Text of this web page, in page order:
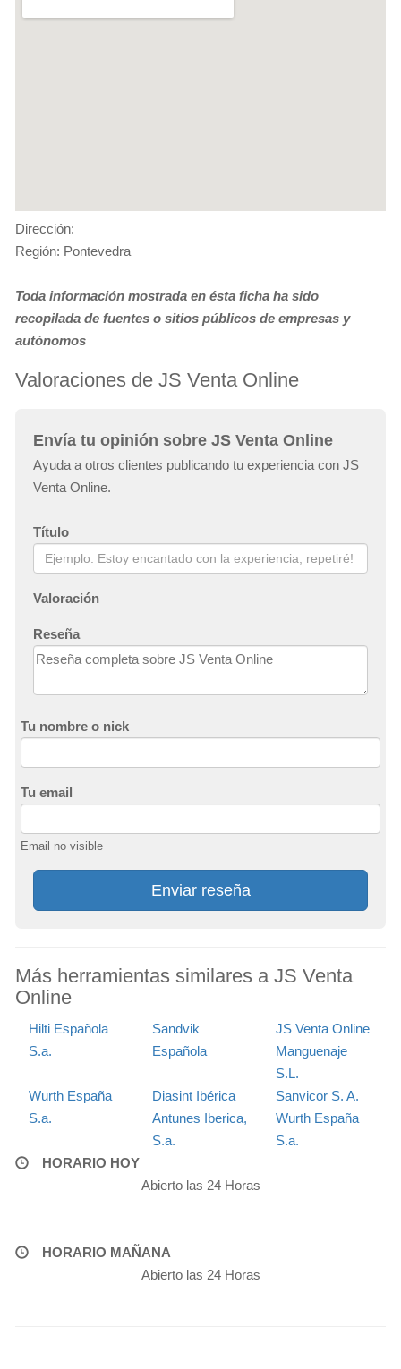
Dirección:
Región: Pontevedra
Toda información mostrada en ésta ficha ha sido
recopilada de fuentes o sitios públicos de empresas y
autónomos
Valoraciones de JS Venta Online
Envía tu opinión sobre JS Venta Online
Ayuda a otros clientes publicando tu experiencia con JS
Venta Online.
Título
Valoración
Reseña
Tu nombre o nick
Tu email
Email no visible
Enviar reseña
Más herramientas similares a JS Venta
Online
Hilti Española
S.a.
Sandvik
Española
JS Venta Online
Manguenaje
S.L.
Wurth España
S.a.
Diasint Ibérica
Sanvicor S. A.
Antunes Iberica,
S.a.
Wurth España
S.a.
HORARIO HOY
Abierto las 24 Horas
HORARIO MAÑANA
Abierto las 24 Horas